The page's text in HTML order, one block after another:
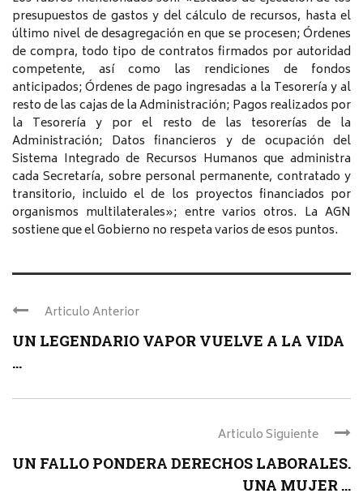
presupuestos de gastos y del cálculo de recursos, hasta el
último nivel de desagregación en que se procesen; Órdenes
de compra, todo tipo de contratos firmados por autoridad
competente, así como las rendiciones de fondos
anticipados; Órdenes de pago ingresadas a la Tesorería y al
resto de las cajas de la Administración; Pagos realizados por
la Tesorería y por el resto de las tesorerías de la
Administración; Datos financieros y de ocupación del
Sistema Integrado de Recursos Humanos que administra
cada Secretaría, sobre personal permanente, contratado y
transitorio, incluido el de los proyectos financiados por
organismos multilaterales»; entre varios otros. La AGN
sostiene que el Gobierno no respeta varios de esos puntos.
Articulo Anterior
UN LEGENDARIO VAPOR VUELVE A LA VIDA
...
Articulo Siguiente
UN FALLO PONDERA DERECHOS LABORALES.
UNA MUJER ...